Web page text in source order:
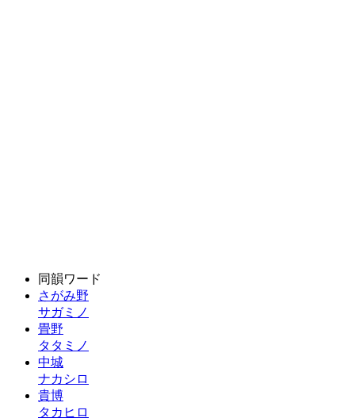
同韻ワード
さがみ野
サガミノ
畳野
タタミノ
中城
ナカシロ
貴博
タカヒロ